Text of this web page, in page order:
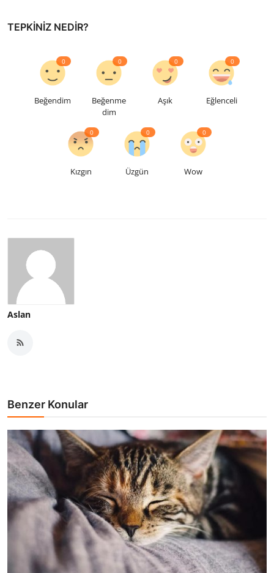
TEPKINIZ NEDIR?
Beğendim
0
Beğenme
dim
0
Aşık
0
Eğlenceli
0
Kızgın
0
Üzgün
0
Wow
0
Aslan
Benzer Konular